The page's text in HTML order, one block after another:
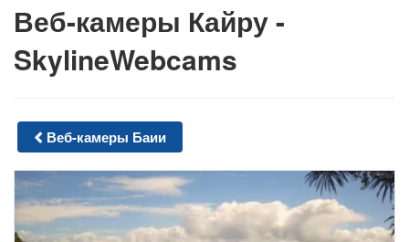
Веб-камеры Кайру -
SkylineWebcams
Веб-камеры Баии